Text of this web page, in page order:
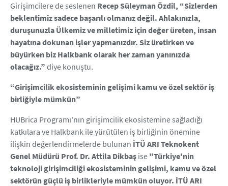
Girişimcilere de seslenen Recep Süleyman Özdil, “Sizlerden
beklentimiz sadece başarılı olmanız değil. Ahlakınızla,
duruşunuzla Ülkemiz ve milletimiz için değer üreten, insan
hayatına dokunan işler yapmanızdır. Siz üretirken ve
büyürken biz Halkbank olarak her zaman yanınızda
olacağız.” diye konuştu.
“Girişimcilik ekosisteminin gelişimi kamu ve özel sektör iş
birliğiyle mümkün”
HUBrica Programı'nın girişimcilik ekosistemine sağladığı
katkılara ve Halkbank ile yürütülen iş birliğinin önemine
ilişkin değerlendirmelerde bulunan İTÜ ARI Teknokent
Genel Müdürü Prof. Dr. Attila Dikbaş ise "Türkiye'nin
teknoloji girişimciliği ekosisteminin gelişimi, kamu ve özel
sektörün güçlü iş birlikleriyle mümkün oluyor. İTÜ ARI